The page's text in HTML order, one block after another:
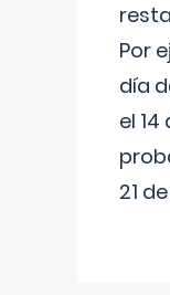
Por
día
el
21